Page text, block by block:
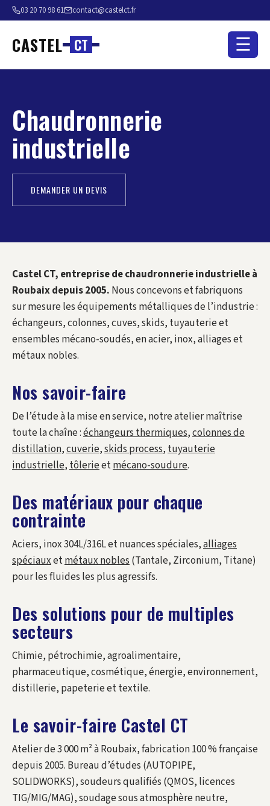
03 20 70 98 61 contact@castelct.fr
CASTEL CT ☰
Chaudronnerie
industrielle
DEMANDER UN DEVIS
Castel CT, entreprise de chaudronnerie industrielle à
Roubaix depuis 2005. Nous concevons et fabriquons
sur mesure les équipements métalliques de l’industrie :
échangeurs, colonnes, cuves, skids, tuyauterie et
ensembles mécano-soudés, en acier, inox, alliages et
métaux nobles.
Nos savoir-faire
De l’étude à la mise en service, notre atelier maîtrise
toute la chaîne :échangeurs thermiques,colonnes de
distillation,cuverie,skids process,tuyauterie
industrielle,tôlerieetmécano-soudure.
Des matériaux pour chaque
contrainte
Aciers, inox 304L/316L et nuances spéciales,alliages
spéciauxetmétaux nobles(Tantale, Zirconium, Titane)
pour les fluides les plus agressifs.
Des solutions pour de multiples
secteurs
Chimie, pétrochimie, agroalimentaire,
pharmaceutique, cosmétique, énergie, environnement,
distillerie, papeterie et textile.
Le savoir-faire Castel CT
Atelier de 3 000 m² à Roubaix, fabrication 100 % française
depuis 2005. Bureau d’études (AUTOPIPE,
SOLIDWORKS), soudeurs qualifiés (QMOS, licences
TIG/MIG/MAG), soudage sous atmosphère neutre,